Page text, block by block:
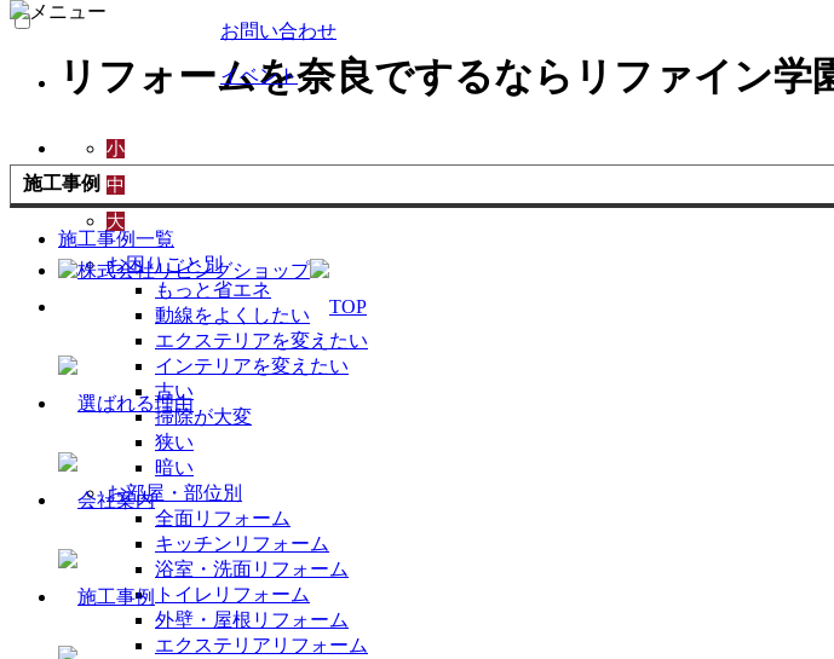
リフォームを奈良でするならリファイン学
小
中
大
施工事例
施工事例一覧
お困りごと別
もっと省エネ
動線をよくしたい
エクステリアを変えたい
インテリアを変えたい
古い
掃除が大変
狭い
暗い
お部屋・部位別
全面リフォーム
キッチンリフォーム
浴室・洗面リフォーム
トイレリフォーム
外壁・屋根リフォーム
エクステリアリフォーム
お問い合わせ
イベント